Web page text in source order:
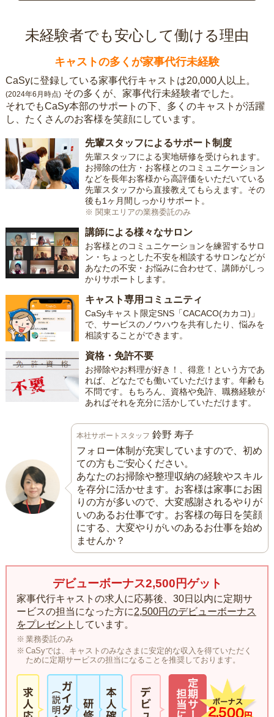
未経験者でも安心して働ける理由
キャストの多くが家事代行未経験
CaSyに登録している家事代行キャストは20,000人以上。
(2024年6月時点) その多くが、家事代行未経験者でした。
それでもCaSy本部のサポートの下、多くのキャストが活躍
し、たくさんのお客様を笑顔にしています。
先輩スタッフによるサポート制度
先輩スタッフによる実地研修を受けられます。
お掃除の仕方・お客様とのコミュニケーション
などを長年お客様から高評価をいただいている
先輩スタッフから直接教えてもらえます。その
後も1ヶ月間しっかりサポート。
※ 関東エリアの業務委託のみ
講師による様々なサロン
お客様とのコミュニケーションを練習するサロ
ン・ちょっとした不安を相談するサロンなどが
あなたの不安・お悩みに合わせて、講師がしっ
かりサポートします。
キャスト専用コミュニティ
CaSyキャスト限定SNS「CACACO(カカコ)」
で、サービスのノウハウを共有したり、悩みを
相談することができます。
資格・免許不要
お掃除やお料理が好き！、得意！という方であ
れば、どなたでも働いていただけます。年齢も
不問です。もちろん、資格や免許、職務経験が
あればそれを充分に活かしていただけます。
本社サポートスタッフ 鈴野 寿子
フォロー体制が充実していますので、初め
ての方もご安心ください。
あなたのお掃除や整理収納の経験やスキル
を存分に活かせます。お客様は家事にお困
りの方が多いので、大変感謝されるやりが
いのあるお仕事です。お客様の毎日を笑顔
にする、大変やりがいのあるお仕事を始め
ませんか？
デビューボーナス2,500円ゲット
家事代行キャストの求人に応募後、30日以内に定期サ
ービスの担当になった方に2,500円のデビューボーナス
をプレゼント しています。
業務委託のみ
CaSyでは、キャストのみなさまに安定的な収入を得ていただく
ために定期サービスの担当になることを推奨しております。